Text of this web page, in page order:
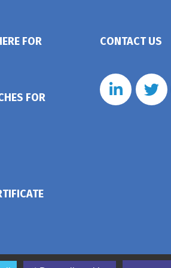
FOR
FOR
CONTACT US